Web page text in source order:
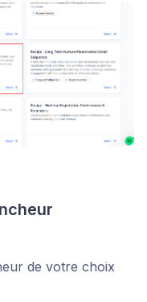
de votre choix